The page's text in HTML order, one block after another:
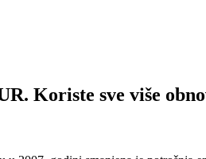
Koriste sve više